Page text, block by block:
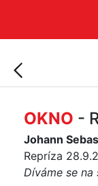
OKNO -
Johann
Repríza
Díváme se